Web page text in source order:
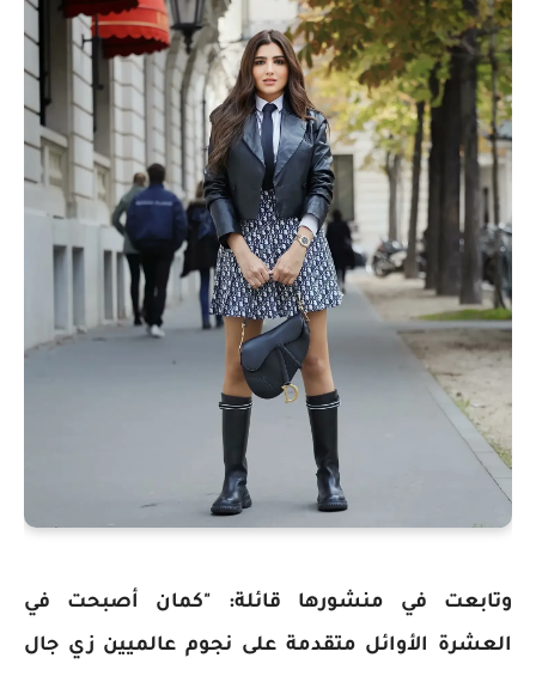
وتابعت في منشورها قائلة: "كمان أصبحت في
العشرة الأوائل متقدمة على نجوم عالميين زي جال